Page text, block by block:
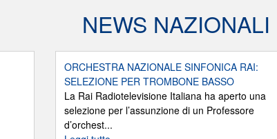
NEWS NAZIONALI
ORCHESTRA NAZIONALE SINFONICA RAI:
SELEZIONE PER TROMBONE BASSO
La Rai Radiotelevisione Italiana ha aperto una
selezione per l’assunzione di un Professore
d’orchest...